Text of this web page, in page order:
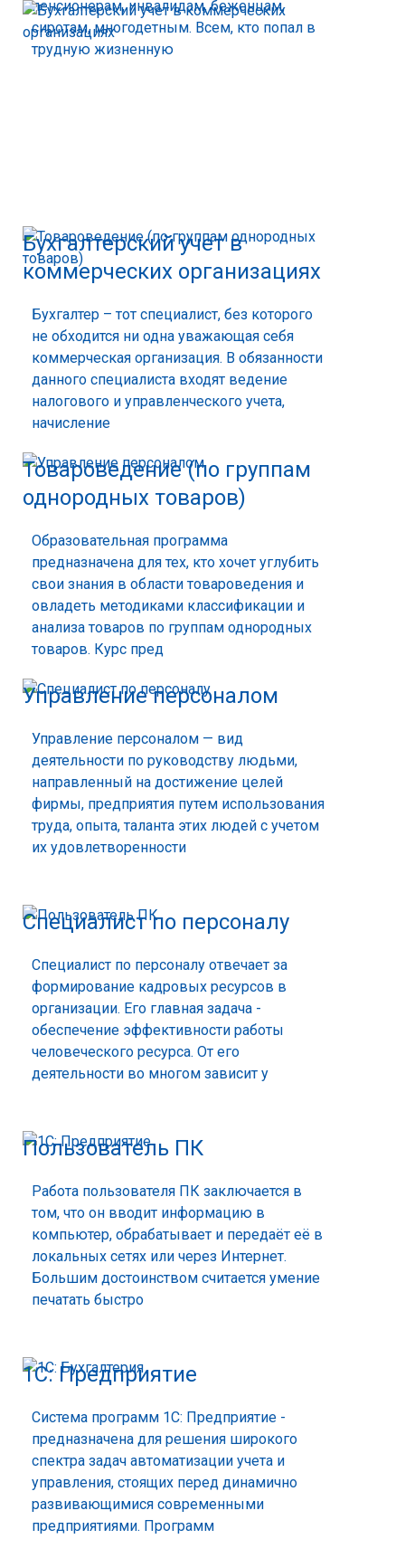
пенсионерам, инвалидам, беженцам,
сиротам, многодетным. Всем, кто попал в
трудную жизненную
Бухгалтерский учет в
коммерческих организациях
Бухгалтер – тот специалист, без которого
не обходится ни одна уважающая себя
коммерческая организация. В обязанности
данного специалиста входят ведение
налогового и управленческого учета,
начисление
Товароведение (по группам
однородных товаров)
Образовательная программа
предназначена для тех, кто хочет углубить
свои знания в области товароведения и
овладеть методиками классификации и
анализа товаров по группам однородных
товаров. Курс пред
Управление персоналом
Управление персоналом — вид
деятельности по руководству людьми,
направленный на достижение целей
фирмы, предприятия путем использования
труда, опыта, таланта этих людей с учетом
их удовлетворенности
Специалист по персоналу
Специалист по персоналу отвечает за
формирование кадровых ресурсов в
организации. Его главная задача -
обеспечение эффективности работы
человеческого ресурса. От его
деятельности во многом зависит у
Пользователь ПК
Работа пользователя ПК заключается в
том, что он вводит информацию в
компьютер, обрабатывает и передаёт её в
локальных сетях или через Интернет.
Большим достоинством считается умение
печатать быстро
1С: Предприятие
Система программ 1С: Предприятие -
предназначена для решения широкого
спектра задач автоматизации учета и
управления, стоящих перед динамично
развивающимися современными
предприятиями. Программ